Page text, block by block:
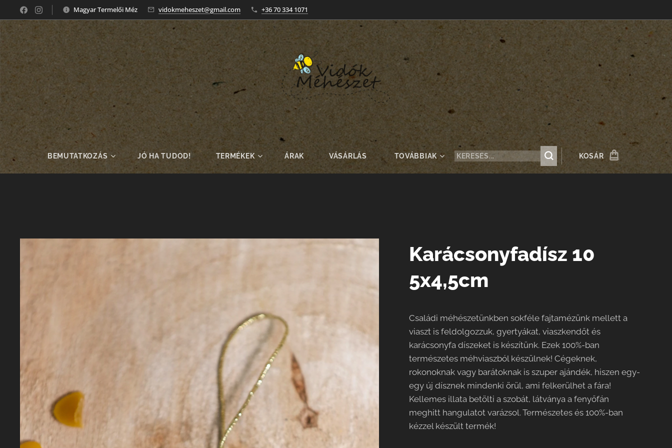
Magyar Termelői Méz vidokmeheszet@gmail.com +36 70 334 1071
BEMUTATKOZÁS JÓ HA TUDOD! TERMÉKEK ÁRAK VÁSÁRLÁS TOVÁBBIAK KOSÁR
Karácsonyfadísz 10
5x4,5cm
Családi méhészetünkben sokféle fajtamézünk mellett a
viaszt is feldolgozzuk, gyertyákat, viaszkendőt és
karácsonyfa díszeket is készítünk. Ezek 100%-ban
természetes méhviaszból készülnek! Cégeknek,
rokonoknak vagy barátoknak is szuper ajándék, hiszen egy-
egy új dísznek mindenki örül, ami felkerülhet a fára!
Kellemes illata betölti a szobát, látványa a fenyőfán
meghitt hangulatot varázsol. Természetes és 100%-ban
kézzel készült termék!